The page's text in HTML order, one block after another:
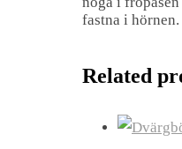
fastna i hörnen.
Related